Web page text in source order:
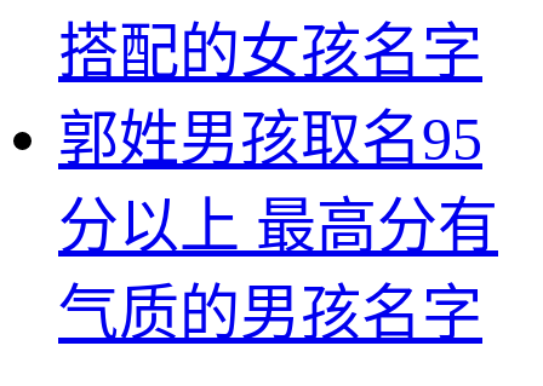
搭配的女孩名字
郭姓男孩取名95
分以上 最高分有
气质的男孩名字